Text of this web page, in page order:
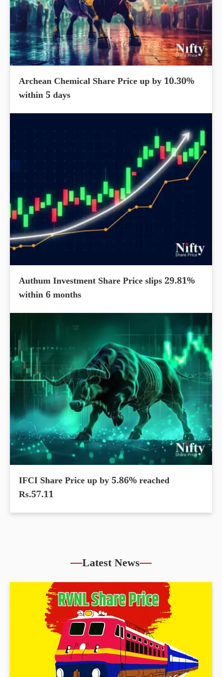
Archean Chemical Share Price up by 10.30%
within 5 days
Authum Investment Share Price slips 29.81%
within 6 months
IFCI Share Price up by 5.86% reached
Rs.57.11
Latest News